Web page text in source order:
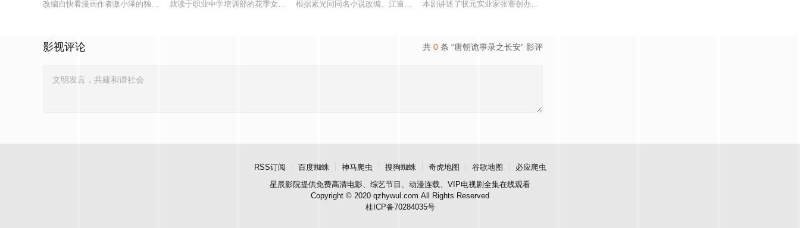
改编自快看漫画作者嗷小泽的独家连载漫画《吾凰在上》。就读于职业中学培训部的花季女生苏琳（黄杨钿甜 饰），虽自小被父母忽视，在艰苦环境中长大，但她始终刻苦学习，憧憬未来。为此，苏琳苦练
根据素光同同名小说改编。江逾白长大以后，林知夏忽然对他说：“江逾白，我喜欢你，哲学和生物学意义上的喜欢。”那个夜晚，他脸颊微热，还
本剧讲述了状元实业家张謇创办大生企业，实业报国的故事。甲午战争后，国家蒙羞，张謇虽高中状元，却渴
共 0 条 “唐朝诡事录之长安” 影评
影视评论
RSS订阅 百度蜘蛛 神马爬虫 搜狗蜘蛛 奇虎地图 谷歌地图
必应爬虫
星辰影院提供免费高清电影、综艺节目、动漫连载、VIP电视剧全集在线观看
Copyright © 2020 qzhywul.com All Rights Reserved
桂ICP备70284035号